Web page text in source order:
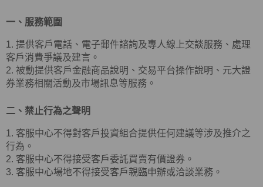
一、服務範圍
1. 提供客戶電話、電子郵件諮詢及專人線上交談服務、處理
客戶消費爭議及建言。
2. 被動提供客戶金融商品說明、交易平台操作說明、元大證
券業務相關活動及市場訊息等服務。
二、禁止行為之聲明
1. 客服中心不得對客戶投資組合提供任何建議等涉及推介之
行為。
2. 客服中心不得接受客戶委託買賣有價證券。
3. 客服中心場地不得接受客戶親臨申辦或洽談業務。